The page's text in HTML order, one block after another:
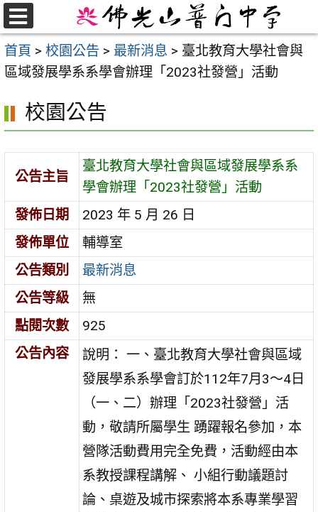
跳
至
主
要
首頁 > 校園公告 > 最新消息 > 臺北教育大學社會與
區域發展學系系學會辦理「2023社發營」活動
校園公告
公告主旨
臺北教育大學社會與區域發展學系系
學會辦理「2023社發營」活動
發佈日期
2023 年 5 月 26 日
發佈單位
輔導室
公告類別
最新消息
公告等級
無
點閱次數
925
公告內容
說明： 一、臺北教育大學社會與區域
發展學系系學會訂於112年7月3～4日
（一、二）辦理「2023社發營」活
動，敬請所屬學生 踴躍報名參加，本
營隊活動費用完全免費，活動經由本
系教授課程講解、 小組行動議題討
論、桌遊及城市探索將本系專業學習
選
單